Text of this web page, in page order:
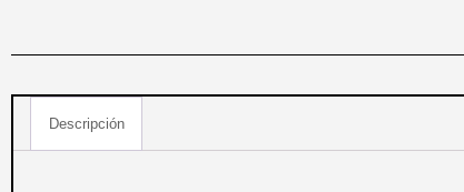
Descripción